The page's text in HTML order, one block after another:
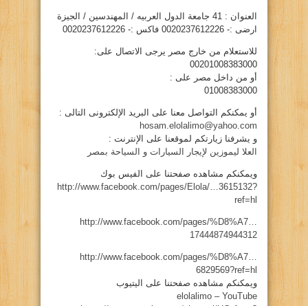
العنوان : 41 جامعة الدول العربيه / المهندسين / الجيزة
ارضى :- 0020237612226 فاكس :- 0020237612226
للاستعلام من خارج مصر يرجى الاتصال على:
00201008383000
أو من داخل مصر على :
01008383000
أو يمكنكم التواصل معنا على البريد الإلكترونى التالى :
hosam.elolalimo@yahoo.com
و يشرفنا زيارتكم لموقعنا على الإنترنت :
العلا ليموزين لإيجار السيارات و السياحة بمصر
ويمكنكم مشاهده صفحتنا على الفيس بوك
http://www.facebook.com/pages/Elola/…3615132?
ref=hl
http://www.facebook.com/pages/%D8%A7…
17444874944312
http://www.facebook.com/pages/%D8%A7…
6829569?ref=hl
ويمكنكم مشاهده صفحتنا على اليتيوب
elolalimo – YouTube